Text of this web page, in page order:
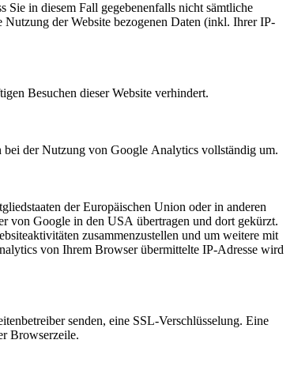
in diesem Fall gegebenenfalls nicht sämtliche
der Website bezogenen Daten (inkl. Ihrer IP-
Besuchen dieser Website verhindert.
bei der Nutzung von Google Analytics vollständig um.
der Europäischen Union oder in anderen
von Google in den USA übertragen und dort gekürzt.
zusammenzustellen und um weitere mit
von Ihrem Browser übermittelte IP-Adresse wird
senden, eine SSL-Verschlüsselung. Eine
Browserzeile.